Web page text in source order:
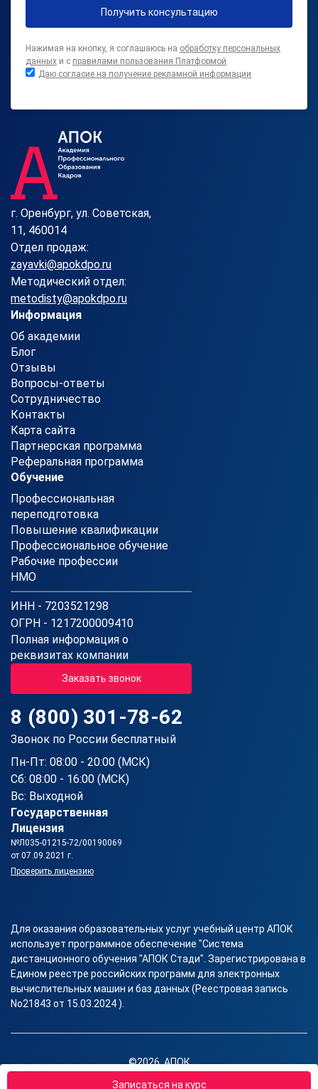
Записаться на курс
Получить консультацию
Нажимая на кнопку, я соглашаюсь на обработку персональных
данных и с правилами пользования Платформой
Даю согласие на получение рекламной информации
г. Оренбург, ул. Советская,
11, 460014
Отдел продаж:
zayavki@apokdpo.ru
Методический отдел:
metodisty@apokdpo.ru
Информация
Об академии
Блог
Отзывы
Вопросы-ответы
Сотрудничество
Контакты
Карта сайта
Партнерская программа
Реферальная программа
Обучение
Профессиональная
переподготовка
Повышение квалификации
Профессиональное обучение
Рабочие профессии
НМО
ИНН - 7203521298
ОГРН - 1217200009410
Полная информация о
реквизитах компании
Заказать звонок
8 (800) 301-78-62
Звонок по России бесплатный
Пн-Пт: 08:00 - 20:00 (МСК)
Сб: 08:00 - 16:00 (МСК)
Вс: Выходной
Государственная
Лицензия
№Л035-01215-72/00190069
от 07.09.2021 г.
Проверить лицензию
Для оказания образовательных услуг учебный центр АПОК
использует программное обеспечение "Система
дистанционного обучения "АПОК Стади". Зарегистрирована в
Едином реестре российских программ для электронных
вычислительных машин и баз данных (Реестровая запись
No21843 от 15.03.2024 ).
©2026, АПОК